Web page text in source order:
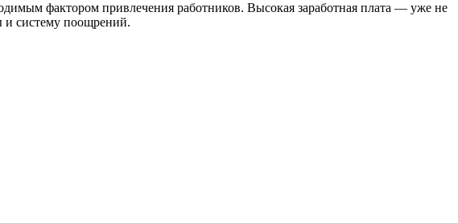
фактором привлечения работников. Высокая заработная плата — уже не
и систему поощрений.